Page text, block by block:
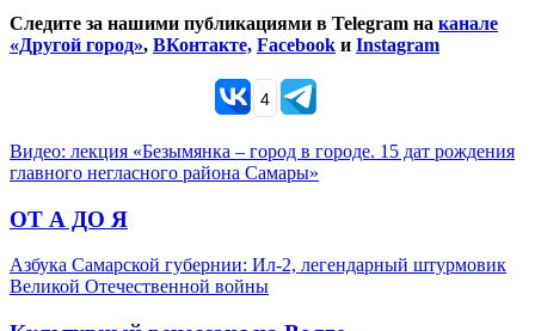
Следите за нашими публикациями в Telegram на канале
«Другой город», ВКонтакте, Facebook и Instagram
4
Видео: лекция «Безымянка – город в городе. 15 дат рождения
главного негласного района Самары»
ОТ А ДО Я
Азбука Самарской губернии: Ил-2, легендарный штурмовик
Великой Отечественной войны